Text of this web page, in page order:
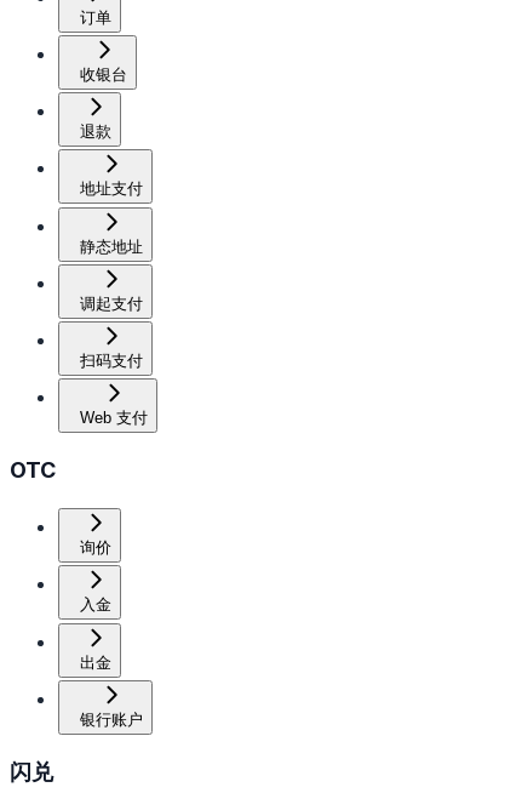
订单
收银台
退款
地址支付
静态地址
调起支付
扫码支付
Web 支付
OTC
询价
入金
出金
银行账户
闪兑